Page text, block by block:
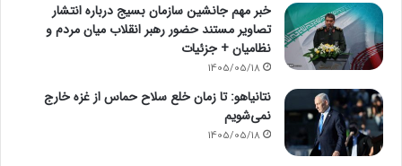
خبر مهم جانشین سازمان بسیج درباره انتشار
تصاویر مستند حضور رهبر انقلاب میان مردم و
نظامیان + جزئیات
1405/05/18
نتانیاهو: تا زمان خلع سلاح حماس از غزه خارج
نمی‌شویم
1405/05/18